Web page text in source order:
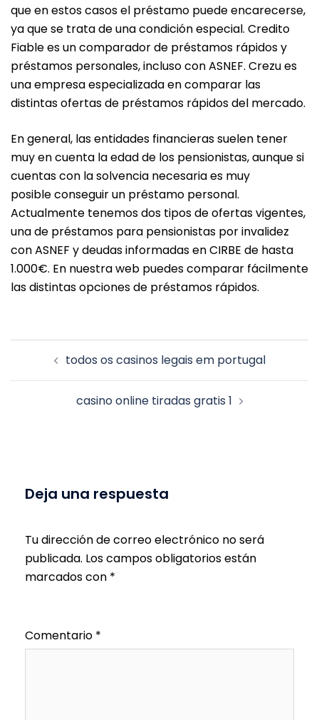
que en estos casos el préstamo puede encarecerse,
ya que se trata de una condición especial. Credito
Fiable es un comparador de préstamos rápidos y
préstamos personales, incluso con ASNEF. Crezu es
una empresa especializada en comparar las
distintas ofertas de préstamos rápidos del mercado.
En general, las entidades financieras suelen tener
muy en cuenta la edad de los pensionistas, aunque si
cuentas con la solvencia necesaria es muy
posible conseguir un préstamo personal.
Actualmente tenemos dos tipos de ofertas vigentes,
una de préstamos para pensionistas por invalidez
con ASNEF y deudas informadas en CIRBE de hasta
1.000€. En nuestra web puedes comparar fácilmente
las distintas opciones de préstamos rápidos.
Navegación
entradas
todos os casinos legais em portugal
casino online tiradas gratis 1
Deja una respuesta
Tu dirección de correo electrónico no será
publicada. Los campos obligatorios están
marcados con *
Comentario *